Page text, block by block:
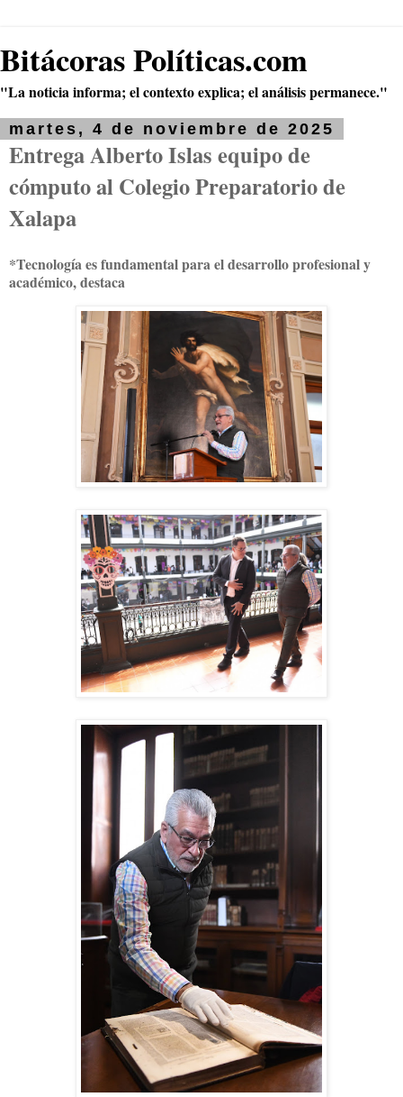
Bitácoras Políticas.com
"La noticia informa; el contexto explica; el análisis permanece."
martes, 4 de noviembre de 2025
Entrega Alberto Islas equipo de
cómputo al Colegio Preparatorio de
Xalapa
*Tecnología es fundamental para el desarrollo profesional y
académico, destaca